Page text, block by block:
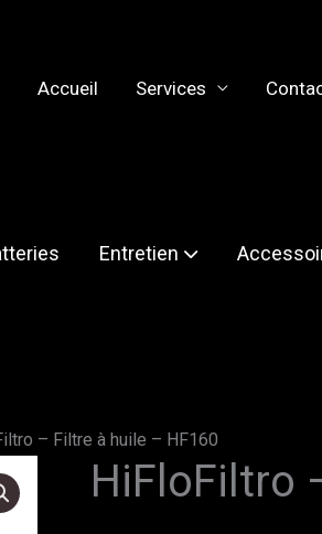
Accueil Services
Entretien
– Filtre à huile – HF160
HiFloFiltro
quantité
de